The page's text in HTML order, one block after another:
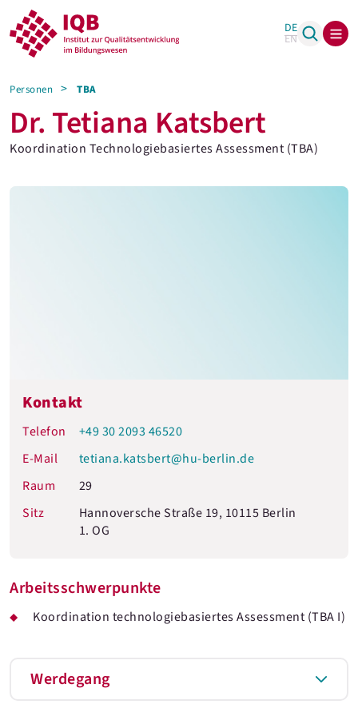
DE
EN
Arbeitsschwerpunkte
Koordination technologiebasiertes Assessment (TBA I)
Werdegang
Personen TBA
Dr. Tetiana Katsbert
Koordination Technologiebasiertes Assessment (TBA)
Kontakt
Telefon
+49 30 2093 46520
E-Mail
tetiana.katsbert@hu-berlin.de
Raum
29
Sitz
Hannoversche Straße 19, 10115 Berlin
1. OG